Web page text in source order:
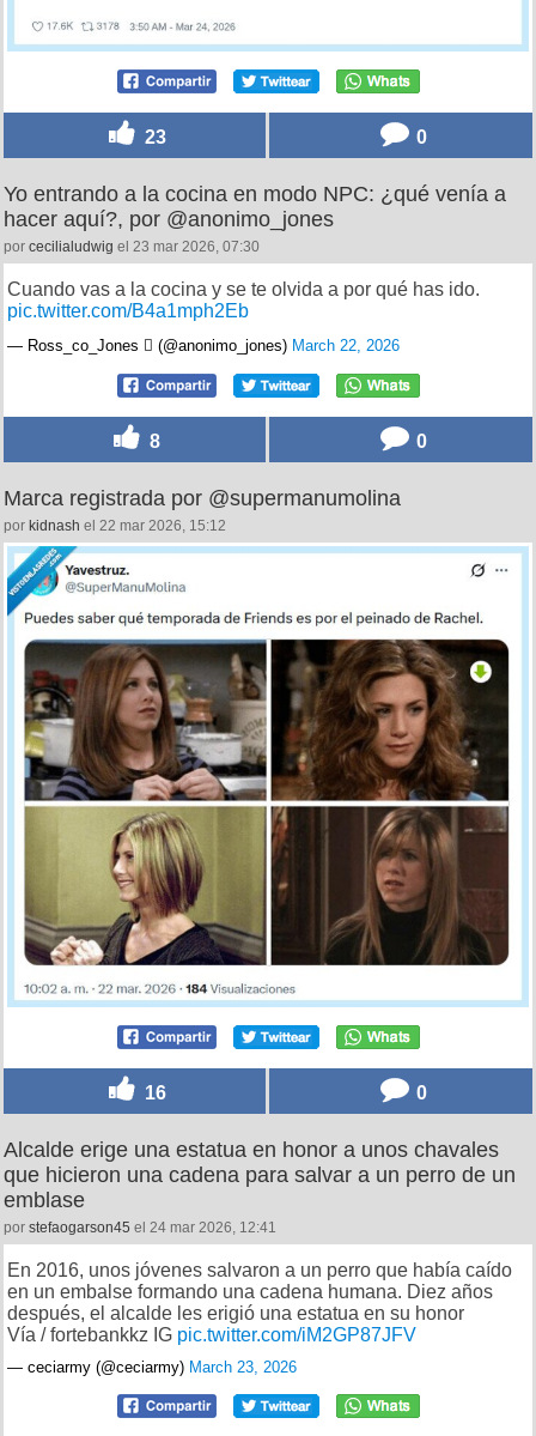
23 0
Yo entrando a la cocina en modo NPC: ¿qué venía a
hacer aquí?, por @anonimo_jones
por cecilialudwig el 23 mar 2026, 07:30
Cuando vas a la cocina y se te olvida a por qué has ido.
pic.twitter.com/B4a1mph2Eb
— Ross_co_Jones  (@anonimo_jones) March 22, 2026
8 0
Marca registrada por @supermanumolina
por kidnash el 22 mar 2026, 15:12
16 0
Alcalde erige una estatua en honor a unos chavales
que hicieron una cadena para salvar a un perro de un
emblase
por stefaogarson45 el 24 mar 2026, 12:41
En 2016, unos jóvenes salvaron a un perro que había caído
en un embalse formando una cadena humana. Diez años
después, el alcalde les erigió una estatua en su honor
Vía / fortebankkz IG pic.twitter.com/iM2GP87JFV
— ceciarmy (@ceciarmy) March 23, 2026